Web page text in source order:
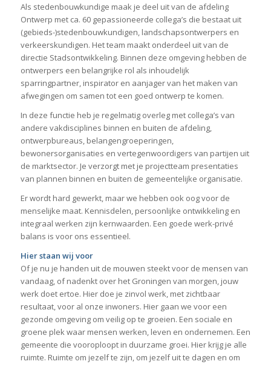
Als stedenbouwkundige maak je deel uit van de afdeling
Ontwerp met ca. 60 gepassioneerde collega’s die bestaat uit
(gebieds-)stedenbouwkundigen, landschapsontwerpers en
verkeerskundigen. Het team maakt onderdeel uit van de
directie Stadsontwikkeling. Binnen deze omgeving hebben de
ontwerpers een belangrijke rol als inhoudelijk
sparringpartner, inspirator en aanjager van het maken van
afwegingen om samen tot een goed ontwerp te komen.
In deze functie heb je regelmatig overleg met collega’s van
andere vakdisciplines binnen en buiten de afdeling,
ontwerpbureaus, belangengroeperingen,
bewonersorganisaties en vertegenwoordigers van partijen uit
de marktsector. Je verzorgt met je projectteam presentaties
van plannen binnen en buiten de gemeentelijke organisatie.
Er wordt hard gewerkt, maar we hebben ook oog voor de
menselijke maat. Kennisdelen, persoonlijke ontwikkeling en
integraal werken zijn kernwaarden. Een goede werk-privé
balans is voor ons essentieel.
Hier staan wij voor
Of je nu je handen uit de mouwen steekt voor de mensen van
vandaag, of nadenkt over het Groningen van morgen, jouw
werk doet ertoe. Hier doe je zinvol werk, met zichtbaar
resultaat, voor al onze inwoners. Hier gaan we voor een
gezonde omgeving om veilig op te groeien. Een sociale en
groene plek waar mensen werken, leven en ondernemen. Een
gemeente die vooroploopt in duurzame groei. Hier krijg je alle
ruimte. Ruimte om jezelf te zijn, om jezelf uit te dagen en om